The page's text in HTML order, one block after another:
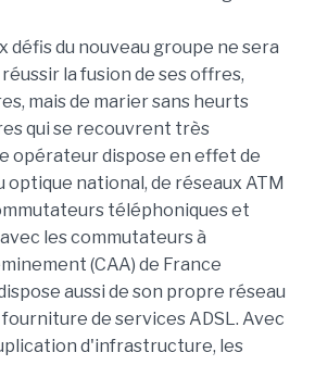
défis du nouveau groupe ne sera
la fusion de ses offres,
mais de marier sans heurts
qui se recouvrent très
opérateur dispose en effet de
optique national, de réseaux ATM
téléphoniques et
les commutateurs à
(CAA) de France
aussi de son propre réseau
de services ADSL. Avec
d'infrastructure, les